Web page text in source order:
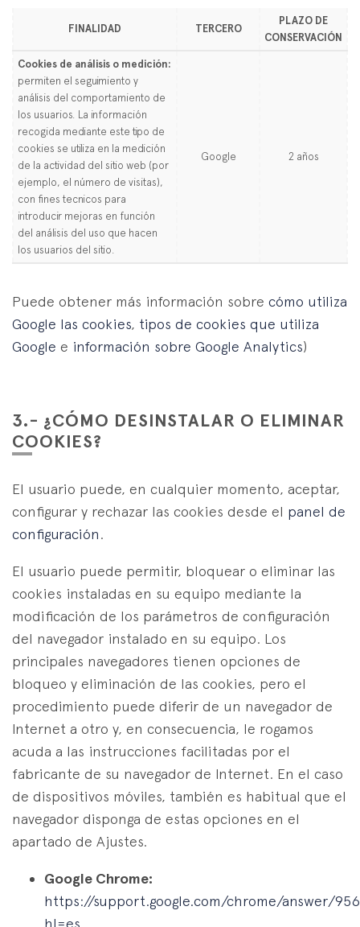
FINALIDAD TERCERO
PLAZO DE
CONSERVACIÓN
Cookies de análisis o medición:
permiten el seguimiento y
análisis del comportamiento de
los usuarios. La información
recogida mediante este tipo de
cookies se utiliza en la medición
de la actividad del sitio web (por
ejemplo, el número de visitas),
con fines tecnicos para
introducir mejoras en función
del análisis del uso que hacen
los usuarios del sitio.
Google 2 años
Puede obtener más información sobre cómo utiliza
Google las cookies, tipos de cookies que utiliza
Google e información sobre Google Analytics)
3.- ¿CÓMO DESINSTALAR O ELIMINAR
COOKIES?
El usuario puede, en cualquier momento, aceptar,
configurar y rechazar las cookies desde el panel de
configuración.
El usuario puede permitir, bloquear o eliminar las
cookies instaladas en su equipo mediante la
modificación de los parámetros de configuración
del navegador instalado en su equipo. Los
principales navegadores tienen opciones de
bloqueo y eliminación de las cookies, pero el
procedimiento puede diferir de un navegador de
Internet a otro y, en consecuencia, le rogamos
acuda a las instrucciones facilitadas por el
fabricante de su navegador de Internet. En el caso
de dispositivos móviles, también es habitual que el
navegador disponga de estas opciones en el
apartado de Ajustes.
Google Chrome:
https://support.google.com/chrome/answer/
hl=es